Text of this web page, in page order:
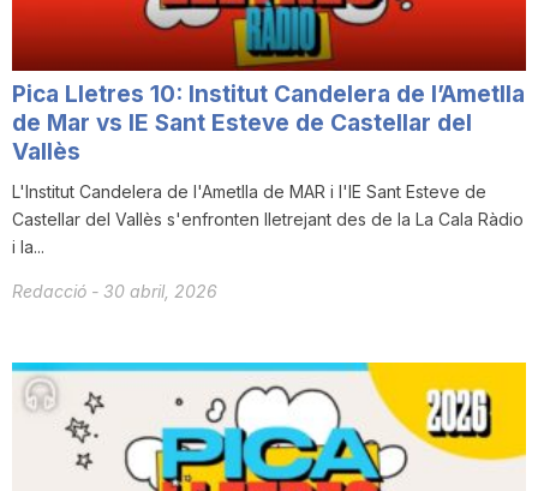
Pica Lletres 10: Institut Candelera de l’Ametlla
de Mar vs IE Sant Esteve de Castellar del
Vallès
L'Institut Candelera de l'Ametlla de MAR i l'IE Sant Esteve de
Castellar del Vallès s'enfronten lletrejant des de la La Cala Ràdio
i la...
Redacció - 30 abril, 2026